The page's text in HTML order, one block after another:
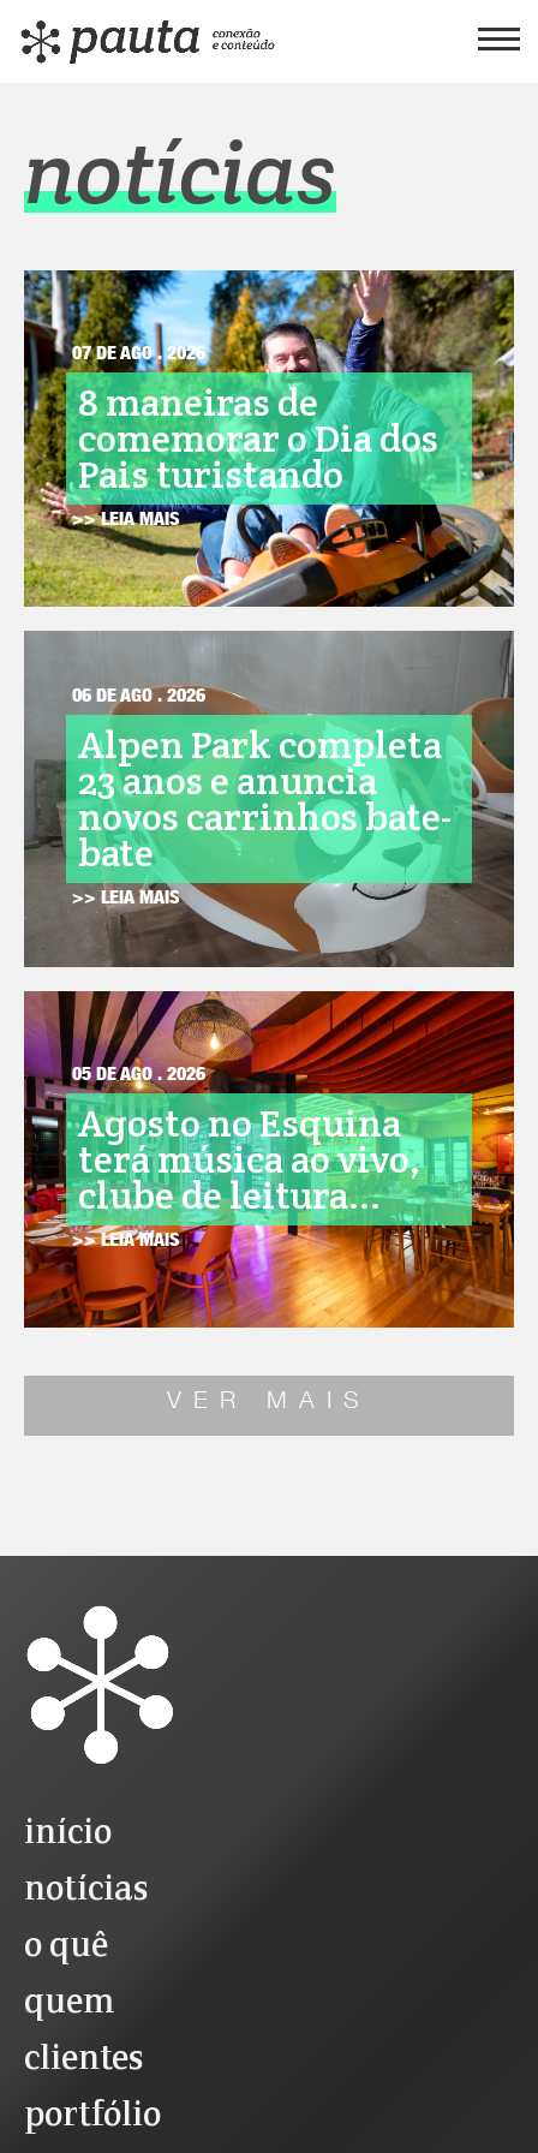
notícias
07 DE AGO . 2026
8 maneiras de
comemorar o Dia dos
Pais turistando
>> LEIA MAIS
06 DE AGO . 2026
Alpen Park completa
23 anos e anuncia
novos carrinhos bate-
bate
>> LEIA MAIS
05 DE AGO . 2026
Agosto no Esquina
terá música ao vivo,
clube de leitura...
>> LEIA MAIS
VER MAIS
início
notícias
o quê
quem
clientes
portfólio